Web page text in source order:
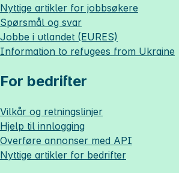
Nyttige artikler for jobbsøkere
Spørsmål og svar
Jobbe i utlandet (EURES)
Information to refugees from Ukraine
For bedrifter
Vilkår og retningslinjer
Hjelp til innlogging
Overføre annonser med API
Nyttige artikler for bedrifter